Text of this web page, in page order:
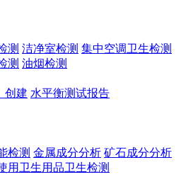
测 洁净室检测 集中空调卫生检测
测 油烟检测
创建 水平衡测试报告
检测 金属成分分析 矿石成分分析
用卫生用品卫生检测